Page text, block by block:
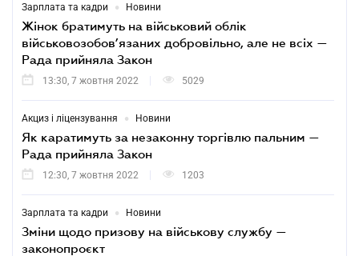
Зарплата та кадри • Новини
Жінок братимуть на військовий облік
військовозобов’язаних добровільно, але не всіх —
Рада прийняла Закон
13:30, 7 жовтня 2022 5029
Акциз і ліцензування • Новини
Як каратимуть за незаконну торгівлю пальним —
Рада прийняла Закон
12:30, 7 жовтня 2022 1203
Зарплата та кадри • Новини
Зміни щодо призову на військову службу —
законопроєкт